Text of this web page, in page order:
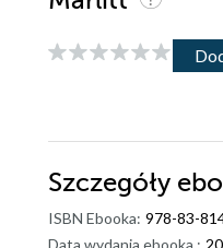
Szczegóły
ISBN Ebooka: 978-83-